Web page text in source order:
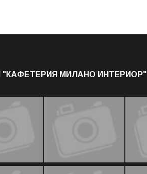
"КАФЕТЕРИЯ МИЛАНО ИНТЕРИОР"